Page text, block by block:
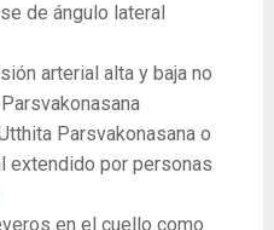
de ángulo lateral
arterial alta y baja no
Parsvakonasana o
extendido por personas
en el cuello como